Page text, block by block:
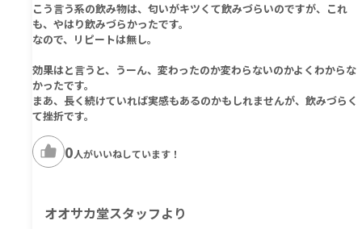
こう言う系の飲み物は、匂いがキツくて飲みづらいのですが、これ
も、やはり飲みづらかったです。
なので、リピートは無し。
効果はと言うと、うーん、変わったのか変わらないのかよくわからな
かったです。
まあ、長く続けていれば実感もあるのかもしれませんが、飲みづらく
て挫折です。
0人がいいねしています！
オオサカ堂スタッフより